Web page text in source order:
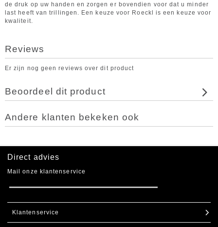
de druk op uw handen en zorgen er bovendien voor dat u minder
last heeft van trillingen. Een keuze voor Roeckl is een keuze voor
kwaliteit.
Reviews
Er zijn nog geen reviews over dit product
Beoordeel dit product
Andere klanten bekeken ook
Direct advies
Mail onze klantenservice
Klantenservice